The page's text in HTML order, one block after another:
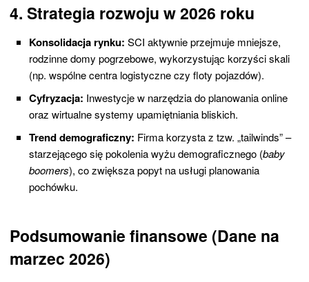
4. Strategia rozwoju w 2026 roku
Konsolidacja rynku: SCI aktywnie przejmuje mniejsze,
rodzinne domy pogrzebowe, wykorzystując korzyści skali
(np. wspólne centra logistyczne czy floty pojazdów).
Cyfryzacja: Inwestycje w narzędzia do planowania online
oraz wirtualne systemy upamiętniania bliskich.
Trend demograficzny: Firma korzysta z tzw. „tailwinds” –
starzejącego się pokolenia wyżu demograficznego (baby
boomers), co zwiększa popyt na usługi planowania
pochówku.
Podsumowanie finansowe (Dane na
marzec 2026)